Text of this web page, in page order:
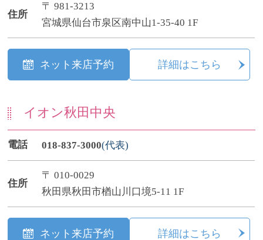
住所
〒 981-3213
宮城県仙台市泉区南中山1-35-40 1F
ネット来店予約 詳細はこちら
イオン秋田中央
電話 018-837-3000(代表)
住所
〒 010-0029
秋田県秋田市楢山川口境5-11 1F
ネット来店予約 詳細はこちら